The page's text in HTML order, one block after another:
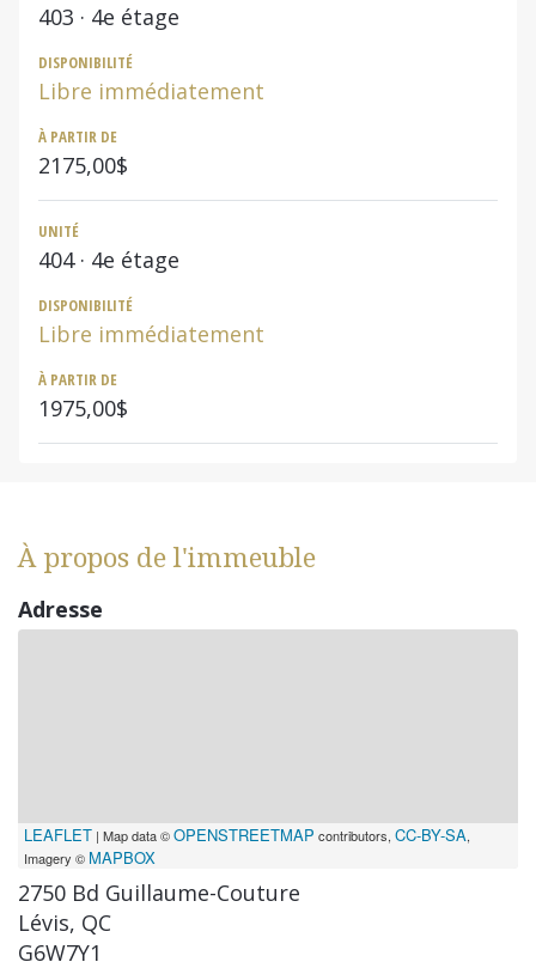
403 · 4e étage
DISPONIBILITÉ
Libre immédiatement
À PARTIR DE
2175,00$
UNITÉ
404 · 4e étage
DISPONIBILITÉ
Libre immédiatement
À PARTIR DE
1975,00$
À propos de l'immeuble
Adresse
LEAFLET | Map data ©OPENSTREETMAP contributors, CC-BY-SA,
Imagery © MAPBOX
2750 Bd Guillaume-Couture
Lévis, QC
G6W7Y1